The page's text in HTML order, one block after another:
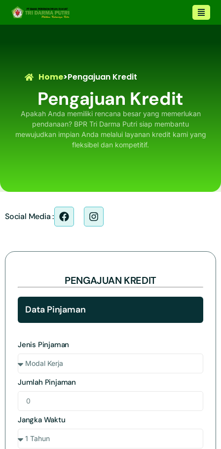
Home>Pengajuan Kredit
Pengajuan Kredit
Apakah Anda memiliki rencana besar yang memerlukan
pendanaan? BPR Tri Darma Putri siap membantu
mewujudkan impian Anda melalui layanan kredit kami yang
fleksibel dan kompetitif.
Social Media :
PENGAJUAN KREDIT
Data Pinjaman
Jenis Pinjaman
Jumlah Pinjaman
Jangka Waktu